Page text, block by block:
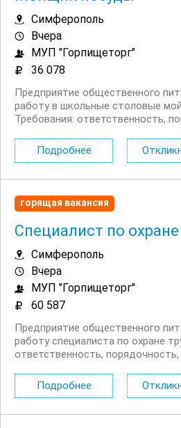
Симферополь
Вчера
МУП "Горпищеторг"
36 078
Предприятие общественного
работу в школьные столовые
Требования: ответственность,
зарплата: 36 078 руб/мес до
Подробнее
горящая вакансия
Специалист по охране
Симферополь
Вчера
МУП "Горпищеторг"
60 587
Предприятие общественного
работу специалиста по охране
ответственность,
работы: 5/2, работа на период
Подробнее